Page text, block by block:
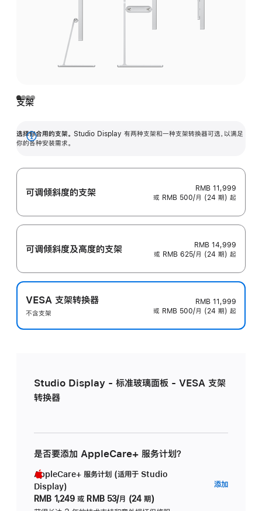
支架
选择你合用的支架。 Studio Display 有两种支架和一种支架转换器可选，以满足
你的各种安装需求。
展
可调倾斜度的支架
RMB 11,999
或 RMB 500/月 (24 期) 起
可调倾斜度及高‍度的支‍架
RMB 14,999
或 RMB 625/月 (24 期) 起
VESA 支架转换器
不含支架
RMB 11,999
或 RMB 500/月 (24 期) 起
Studio Display - 标准玻璃面板 - VESA 支架
转换器
是否要添加 AppleCare+ 服务计划？
AppleCare+ 服务计划 (适用于 Studio
Display)
RMB 1,249 或 RMB 53/月 (24 期)
添加